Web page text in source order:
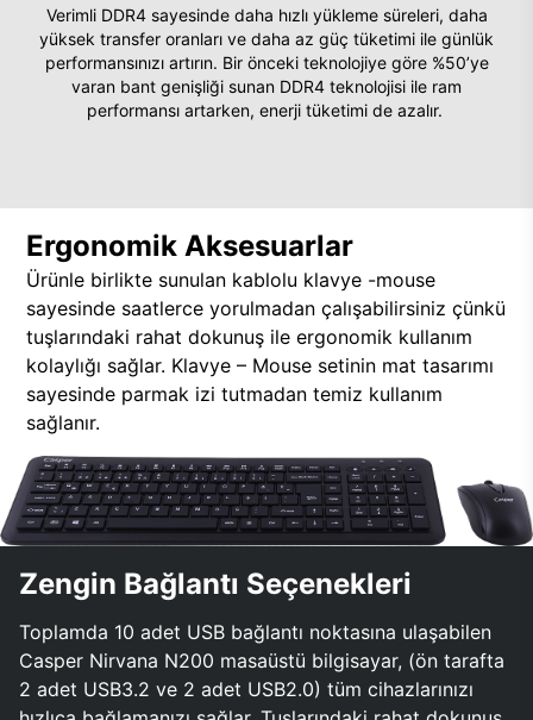
Verimli DDR4 sayesinde daha hızlı yükleme süreleri, daha
yüksek transfer oranları ve daha az güç tüketimi ile günlük
performansınızı artırın. Bir önceki teknolojiye göre %50’ye
varan bant genişliği sunan DDR4 teknolojisi ile ram
performansı artarken, enerji tüketimi de azalır.
Ergonomik Aksesuarlar
Ürünle birlikte sunulan kablolu klavye -mouse
sayesinde saatlerce yorulmadan çalışabilirsiniz çünkü
tuşlarındaki rahat dokunuş ile ergonomik kullanım
kolaylığı sağlar. Klavye – Mouse setinin mat tasarımı
sayesinde parmak izi tutmadan temiz kullanım
sağlanır.
Zengin Bağlantı Seçenekleri
Toplamda 10 adet USB bağlantı noktasına ulaşabilen
Casper Nirvana N200 masaüstü bilgisayar, (ön tarafta
2 adet USB3.2 ve 2 adet USB2.0) tüm cihazlarınızı